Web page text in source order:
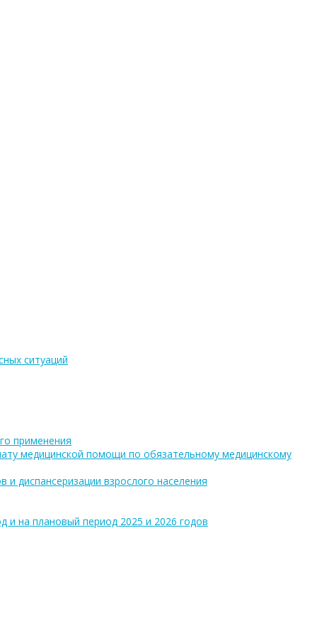
ситуаций
применения
медицинской помощи по обязательному медицинскому
диспансеризации взрослого населения
и на плановый период 2025 и 2026 годов